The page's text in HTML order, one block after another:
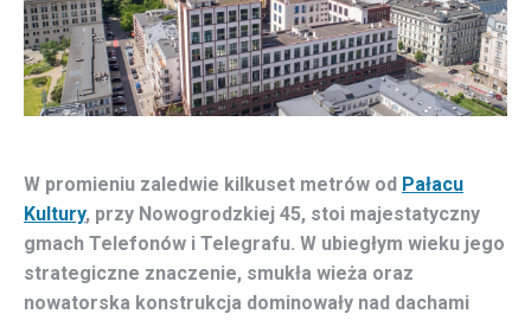
W promieniu zaledwie kilkuset metrów od Pałacu
Kultury, przy Nowogrodzkiej 45, stoi majestatyczny
gmach Telefonów i Telegrafu. W ubiegłym wieku jego
strategiczne znaczenie, smukła wieża oraz
nowatorska konstrukcja dominowały nad dachami